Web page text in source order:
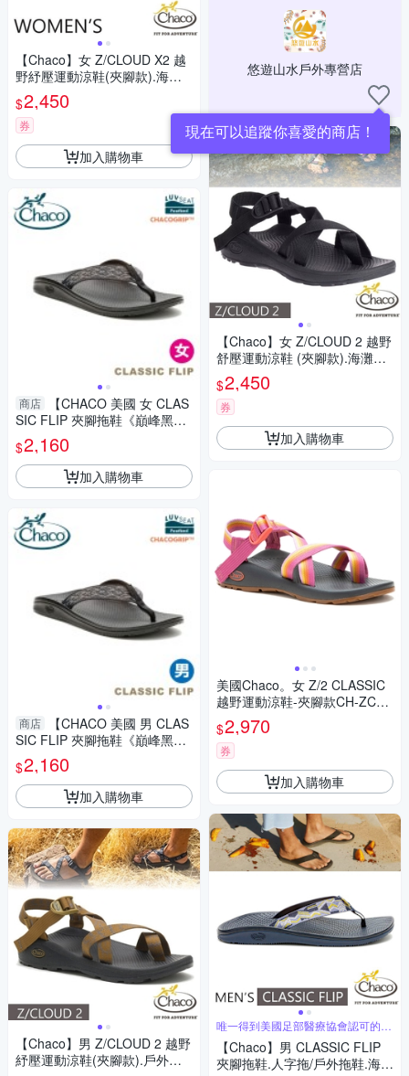
【Chaco】女 Z/CLOUD X2 越
野紓壓運動涼鞋(夾腳款).海灘
鞋_CH-ZLW04-HK24 薄荷粉紅
$2,450
券
加入購物車
商店
【CHACO 美國 女 CLAS
SIC FLIP 夾腳拖鞋《巔峰黑
白》】CH-CFW01HL66/人字
拖/戶外/海灘鞋/涼鞋
$2,160
加入購物車
商店
【CHACO 美國 男 CLAS
SIC FLIP 夾腳拖鞋《巔峰黑
白》】CH-CFM01HL66/人字
拖/戶外/海灘鞋/涼鞋
$2,160
加入購物車
【Chaco】男 Z/CLOUD 2 越野
紓壓運動涼鞋(夾腳款).戶外拖
悠遊山水戶外專營店
現在可以追蹤你喜愛的商店！
【Chaco】女 Z/CLOUD 2 越野
舒壓運動涼鞋 (夾腳款).海灘鞋_
CH-ZLW02-H406 黑(寬版)
$2,450
券
加入購物車
美國Chaco。女 Z/2 CLASSIC
越野運動涼鞋-夾腳款CH-ZCW
02HK06 (紅紫瑰麗)
$2,970
券
加入購物車
唯一得到美國足部醫療協會認可的專
業戶外鞋
【Chaco】男 CLASSIC FLIP
夾腳拖鞋.人字拖/戶外拖鞋.海灘